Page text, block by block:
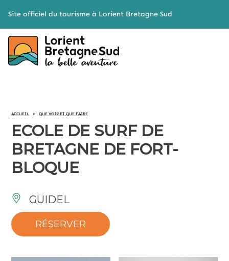
Site officiel du tourisme à Lorient Bretagne Sud
ACCUEIL > QUE VOIR ET QUE FAIRE
ECOLE DE SURF DE
BRETAGNE DE FORT-
BLOQUE
GUIDEL
RÉSERVER